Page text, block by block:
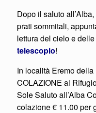
Dopo il saluto
prati sommitali,
lettura del cielo e
telescopio!
In località Eremo
COLAZIONE al
Sole Saluto all’Alba
colazione € 11.00 per